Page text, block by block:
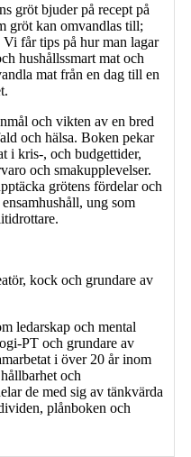
gröt bjuder på recept på
gröt kan omvandlas till;
får tips på hur man lagar
hushållssmart mat och
mat från en dag till en
och vikten av en bred
och hälsa. Boken pekar
i kris-, och budgettider,
och smakupplevelser.
grötens fördelar och
ung som
kock och grundare av
ledarskap och mental
PT och grundare av
i över 20 år inom
och
de med sig av tänkvärda
plånboken och